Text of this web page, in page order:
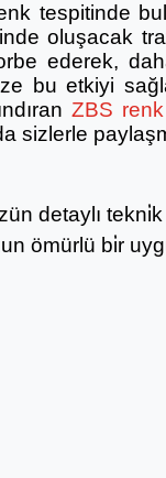
tespitinde
oluşacak
ederek,
bu etkiyi
ZBS renk
sizlerle
detaylı
ömürlü bi̇r